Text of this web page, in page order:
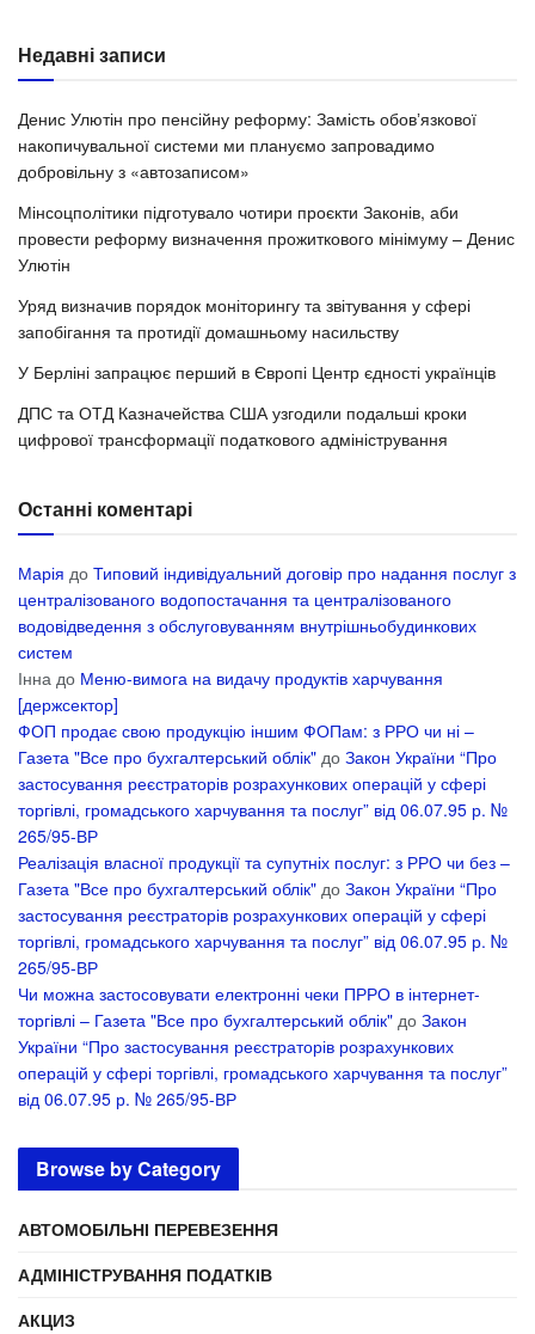
Недавні записи
Денис Улютін про пенсійну реформу: Замість обовʼязкової
накопичувальної системи ми плануємо запровадимо
добровільну з «автозаписом»
Мінсоцполітики підготувало чотири проєкти Законів, аби
провести реформу визначення прожиткового мінімуму – Денис
Улютін
Уряд визначив порядок моніторингу та звітування у сфері
запобігання та протидії домашньому насильству
У Берліні запрацює перший в Європі Центр єдності українців
ДПС та ОТД Казначейства США узгодили подальші кроки
цифрової трансформації податкового адміністрування
Останні коментарі
Марія до Типовий індивідуальний договір про надання послуг з
централізованого водопостачання та централізованого
водовідведення з обслуговуванням внутрішньобудинкових
систем
Інна до Меню-вимога на видачу продуктів харчування
[держсектор]
ФОП продає свою продукцію іншим ФОПам: з РРО чи ні –
Газета "Все про бухгалтерський облік" до Закон України “Про
застосування реєстраторів розрахункових операцій у сфері
торгівлі, громадського харчування та послуг” від 06.07.95 р. №
265/95-ВР
Реалізація власної продукції та супутніх послуг: з РРО чи без –
Газета "Все про бухгалтерський облік" до Закон України “Про
застосування реєстраторів розрахункових операцій у сфері
торгівлі, громадського харчування та послуг” від 06.07.95 р. №
265/95-ВР
Чи можна застосовувати електронні чеки ПРРО в інтернет-
торгівлі – Газета "Все про бухгалтерський облік" до Закон
України “Про застосування реєстраторів розрахункових
операцій у сфері торгівлі, громадського харчування та послуг”
від 06.07.95 р. № 265/95-ВР
Browse by Category
АВТОМОБІЛЬНІ ПЕРЕВЕЗЕННЯ
АДМІНІСТРУВАННЯ ПОДАТКІВ
АКЦИЗ